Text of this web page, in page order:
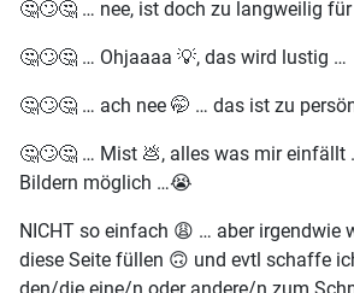
🤔🙄🤔 … nee, ist doch zu langweilig
🤔🙄🤔 … Ohjaaaa 💡, das wird lustig …
🤔🙄🤔 … ach nee 🤭 … das ist zu
🤔🙄🤔 … Mist 💩, alles was mir einfällt
Bildern möglich …😭
NICHT so einfach 😩 … aber irgendwie
diese Seite füllen 🙃 und evtl schaffe